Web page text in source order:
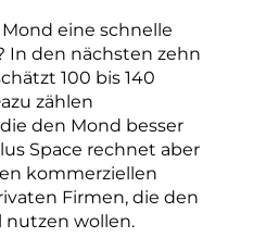
eine schnelle
In den nächsten zehn
100 bis 140
zählen
den Mond besser
Space rechnet aber
kommerziellen
Firmen, die den
nutzen wollen.